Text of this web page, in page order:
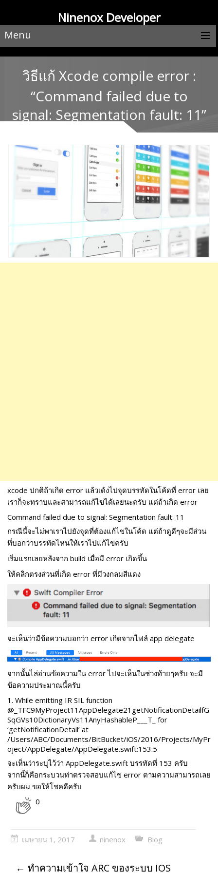
Ninenox Developer
Menu
วิธีแก้ Xcode compile error :
“Command failed due to
signal: Segmentation fault: 11”
xcode ปกติถ้าเกิด error แล้วเด้งไปจุดบรรทัดในโค้ดที่ error เลย
เราก็จะทราบและสามารถแก้ไขได้เลยนะครับ แต่ถ้าเกิด error
Command failed due to signal: Segmentation fault: 11
กรณีนี้จะไม่พาเราไปยังจุดที่ต้องแก้ไขในโค้ด แต่ถ้าดูดีๆจะมีส่วน
ที่บอกว่าบรรทัดไหนให้เราไปแก้ไขครับ
เริ่มแรกเลยหลังจาก build เมื่อมี error เกิดขึ้น
ให้คลิกตรงส่วนที่เกิด error ที่มีวงกลมสีแดง
จะเห็นว่ามีข้อความบอกว่า error เกิดจากไฟล์ app delegate
จากนั้นไล่อ่านข้อความใน error ไปจะเห็นในช่วงท้ายๆครับ จะมี
ข้อความประมาณนี้ครับ
1. While emitting IR SIL function
@_TFC9MyProject11AppDelegate21getNotificationDetailfG
SqGVs10DictionaryVs11AnyHashableP___T_ for
‘getNotificationDetail’ at
/Users/ABC/Documents/BitBucket/iOS/2016/Projects/MyPr
oject/AppDelegate/AppDelegate.swift:153:5
จะเห็นว่าระบุไว้ว่า AppDelegate.swift บรรทัดที่ 153 ครับ
จากนี้ก็คือกระบวนท่าตรวจสอบแก้ไข error ตามความสามารถเลย
ครับผม ขอให้โชคดีครับ
0
เมษายน 1, 2017 ninenox Blog
← ทำความเข้าใจ ARC ของระบบ IOS